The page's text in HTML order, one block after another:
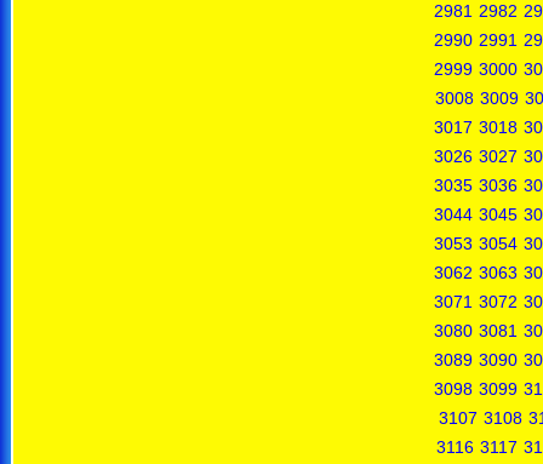
2981 2982
2990 2991
2999 3000
3008 3009
3017 3018
3026 3027
3035 3036
3044 3045
3053 3054
3062 3063
3071 3072
3080 3081
3089 3090
3098 3099
3107 3108
3116 3117